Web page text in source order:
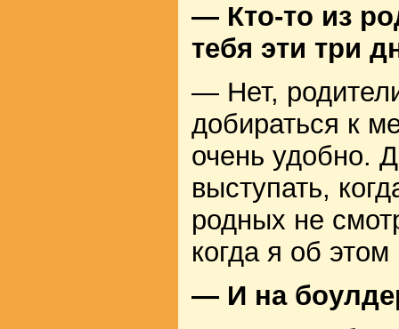
— Кто-то из
тебя эти три
— Нет,
добираться к
очень удобно.
выступать,
родных не
когда я об
— И на